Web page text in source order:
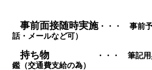
事前面接随時実施・・・ 事前
話・メールなど可）
持ち物 ・・・ 筆記用具
鑑（交通費支給の為）